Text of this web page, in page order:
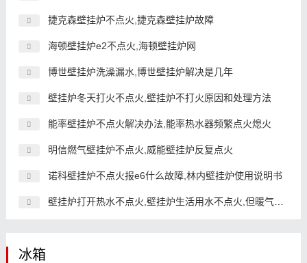
捷克森壁挂炉不点火,捷克森壁挂炉故障
海顿壁挂炉e2不点火,海顿壁挂炉网
博世壁挂炉洗澡漏水,博世壁挂炉解决是几年
壁挂炉冬天打火不点火,壁挂炉不打火原因和处理方法
能率壁挂炉不点火解决办法,能率热水器频繁点火熄火
明信燃气壁挂炉不点火,威能壁挂炉反复点火
诺科壁挂炉不点火报e6什么故障,林内壁挂炉使用说明书
壁挂炉打开热水不点火,壁挂炉生活用水不点火,但暖气正常
冰箱